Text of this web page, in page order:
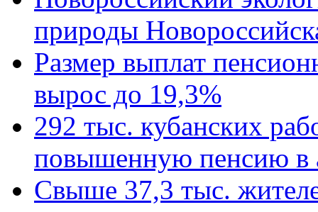
природы
Размер выплат
вырос до 19,3%
292 тыс. кубанских
повышенную пенсию в
Свыше 37,3 тыс.